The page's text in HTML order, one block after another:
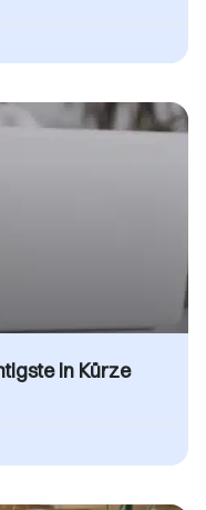
in Kürze